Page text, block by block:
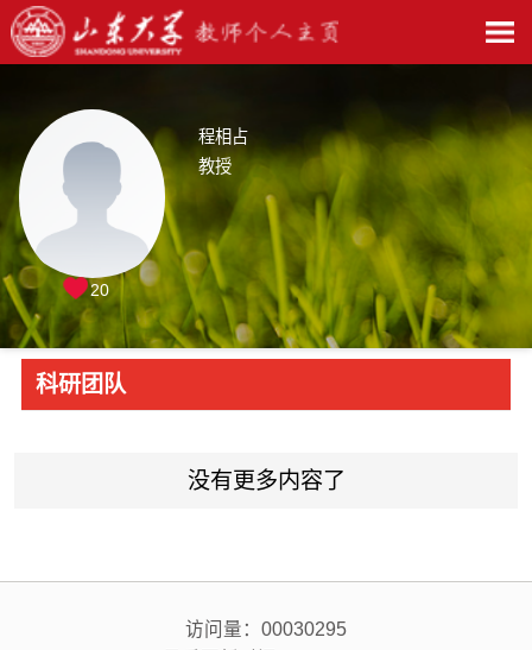
程相占
教授
20
科研团队
没有更多内容了
访问量： 00030295